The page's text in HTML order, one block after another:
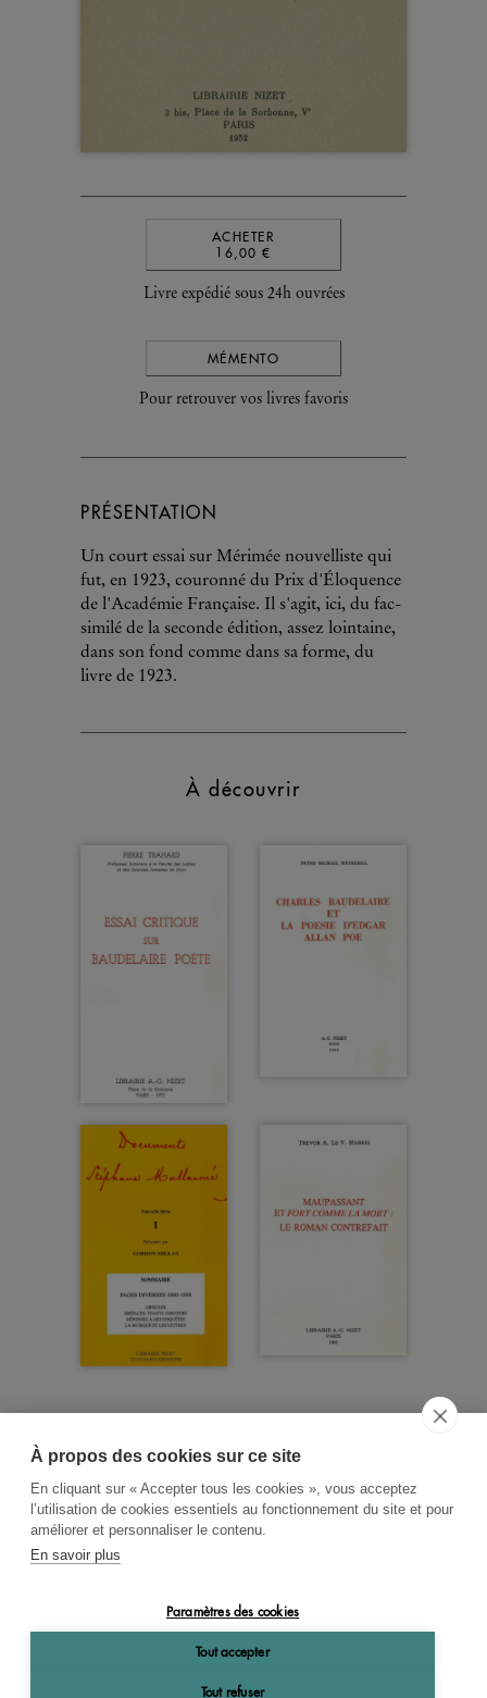
À propos des cookies sur ce site
En cliquant sur « Accepter tous les cookies », vous acceptez
l’utilisation de cookies essentiels au fonctionnement du site et pour
améliorer et personnaliser le contenu.
En savoir plus
Paramètres des cookies
Tout accepter
Tout refuser
ACHETER
16,00 €
Livre expédié sous 24h ouvrées
MÉMENTO
Pour retrouver vos livres favoris
PRÉSENTATION
Un court essai sur Mérimée nouvelliste qui
fut, en 1923, couronné du Prix d'Éloquence
de l'Académie Française. Il s'agit, ici, du fac-
similé de la seconde édition, assez lointaine,
dans son fond comme dans sa forme, du
livre de 1923.
À découvrir
RECHERCHE THÉMATIQUE
OK